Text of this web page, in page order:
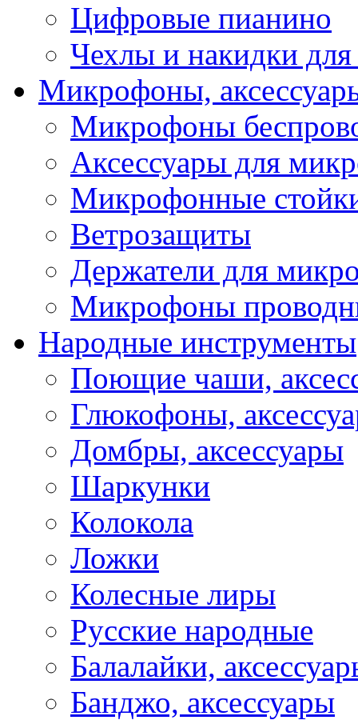
Цифровые пианино
Чехлы и накидки
Микрофоны,
Микрофоны
Аксессуары для
Микрофонные
Ветрозащиты
Держатели для
Микрофоны
Народные инструменты
Поющие чаши,
Глюкофоны,
Домбры, аксессуары
Шаркунки
Колокола
Ложки
Колесные лиры
Русские народные
Балалайки,
Банджо, аксессуары